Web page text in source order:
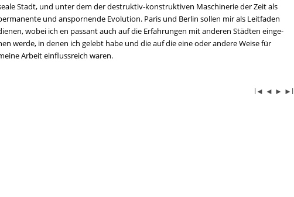
Stadt, und unter dem der de­struk­tiv-kon­struk­ti­ven Ma­schi­ne­rie der Zeit als
und an­spor­nen­de Evo­lu­ti­on. Paris und Ber­lin sol­len mir als Leit­fa­den
wobei ich en pas­sant auch auf die Er­fah­run­gen mit an­de­ren Städ­ten ein­ge­
werde, in denen ich ge­lebt habe und die auf die eine oder an­de­re Weise für
Ar­beit ein­fluss­reich waren.
l◄ ◄ ► ►l